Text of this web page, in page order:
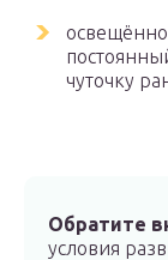
чуточку
Обратите
условия